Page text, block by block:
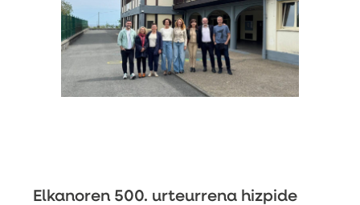
Elkanoren 500. urteurrena hizpide